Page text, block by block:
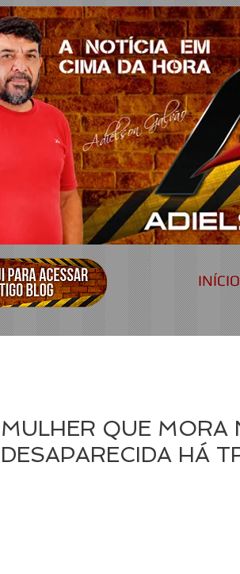
INÍCIO
MULHER QUE MORA
DESAPARECIDA HÁ